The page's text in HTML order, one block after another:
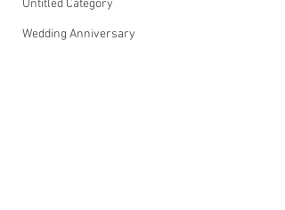
Untitled Category
Wedding Anniversary